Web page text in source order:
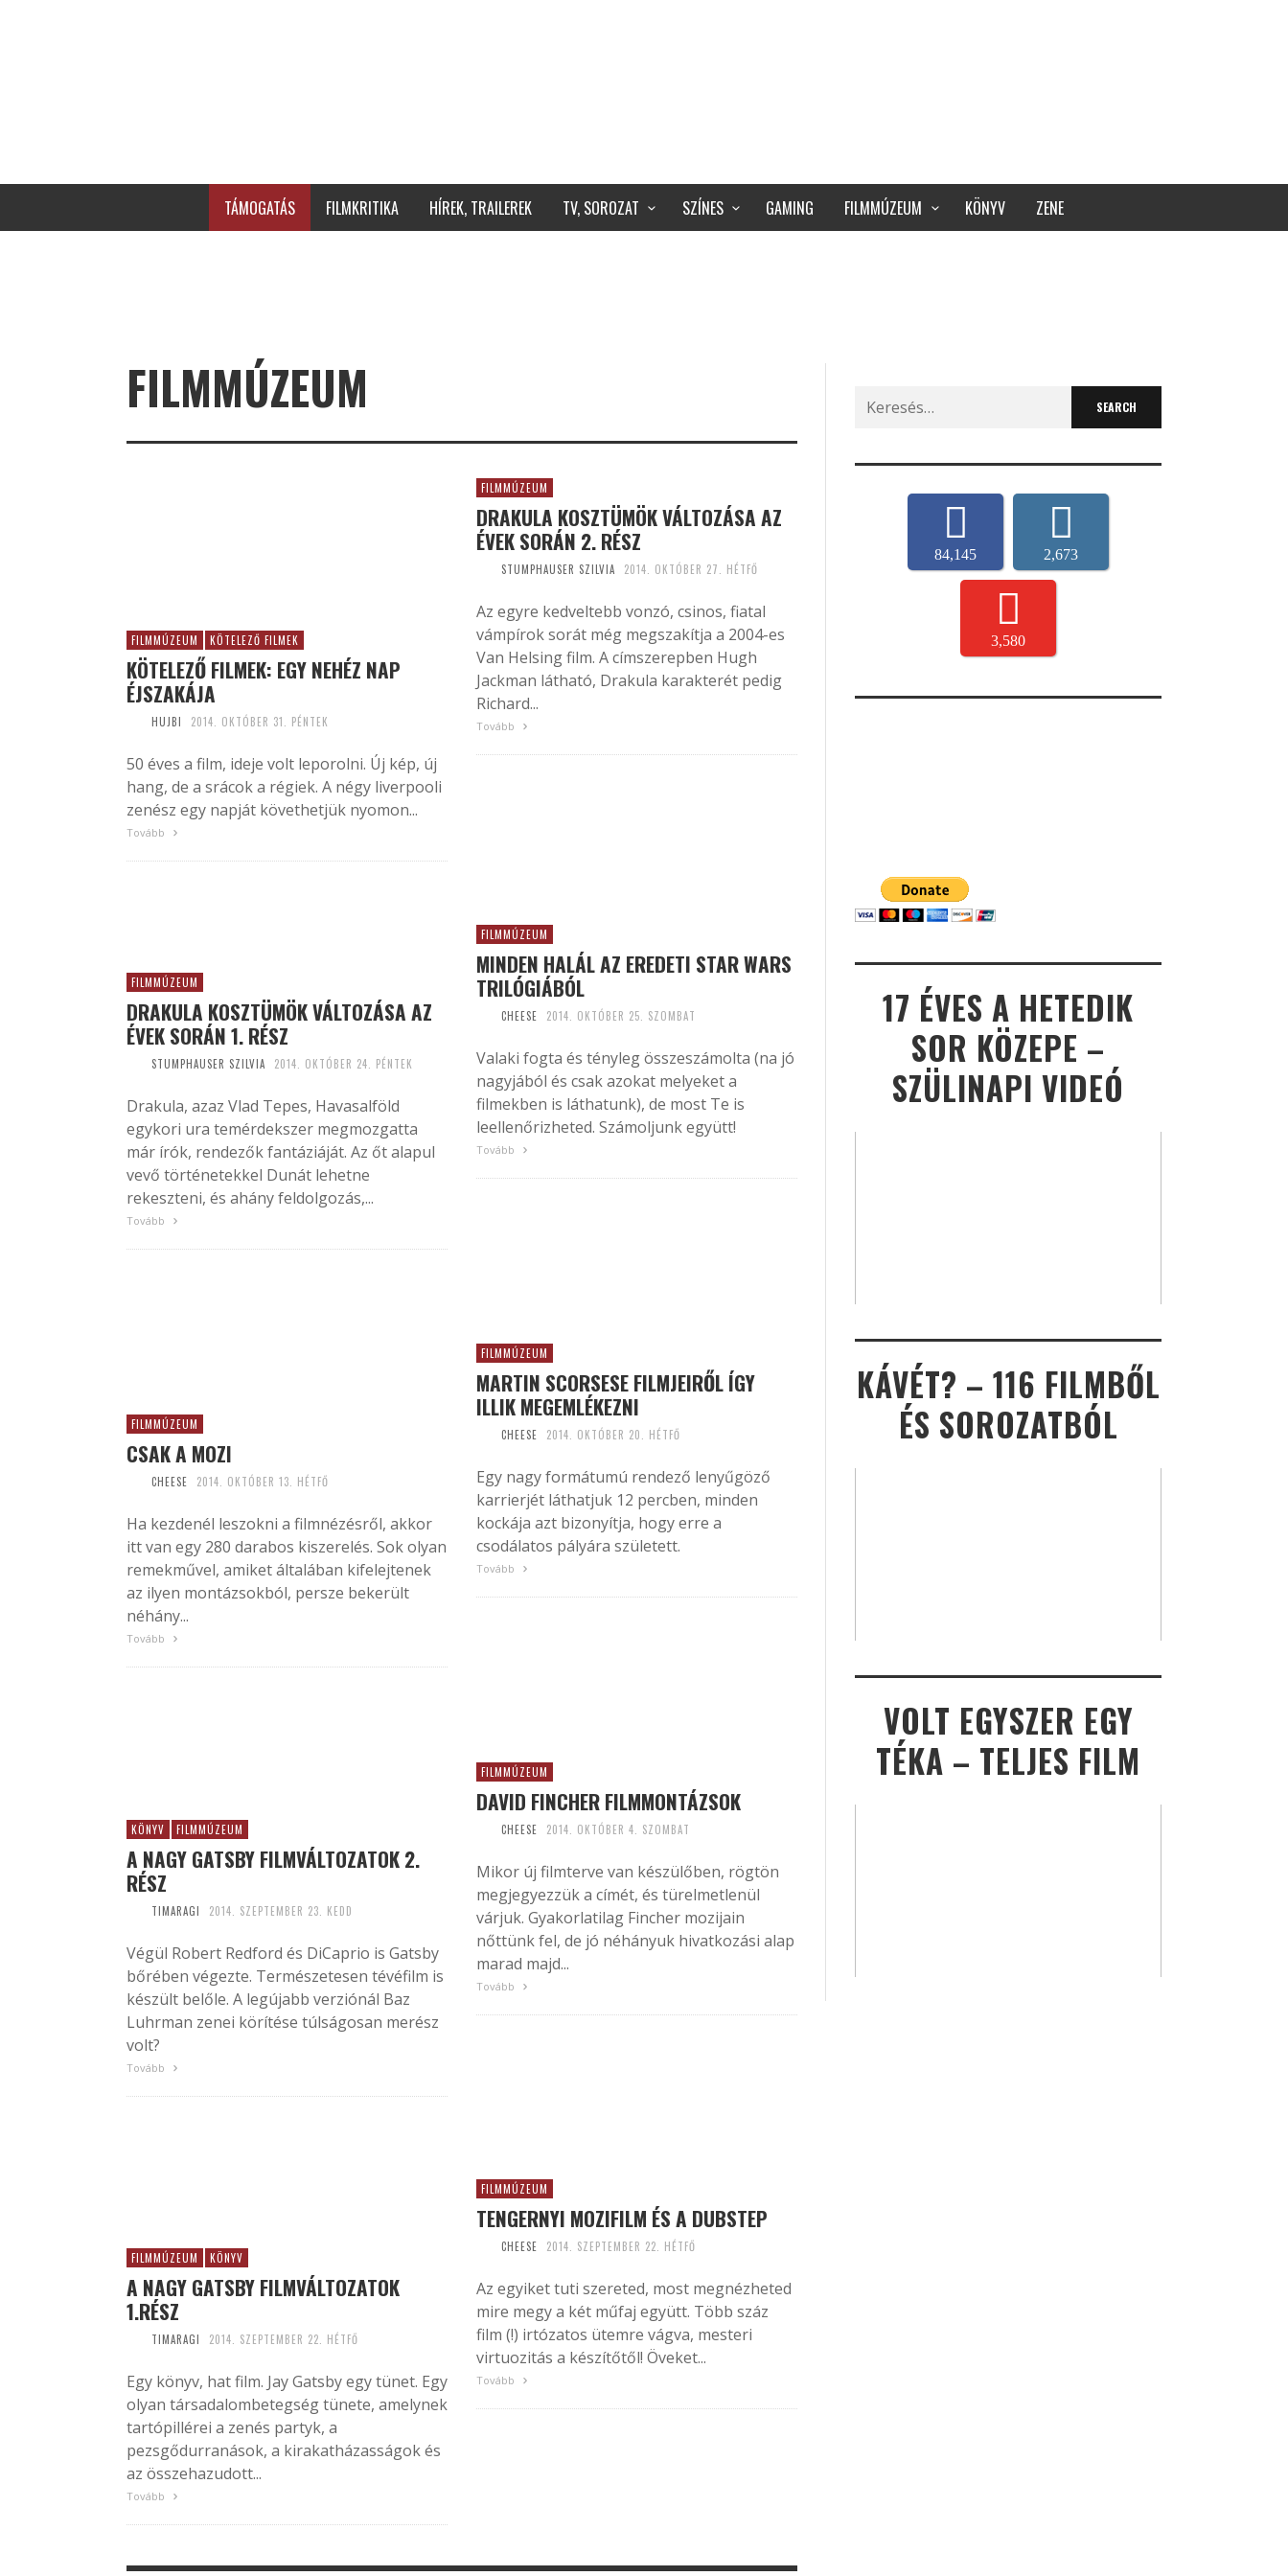
TÁMOGATÁS FILMKRITIKA HÍREK, TRAILEREK TV, SOROZAT SZÍNES GAMING FILMMÚZEUM KÖNYV ZENE
FILMMÚZEUM
FILMMÚZEUM KÖTELEZŐ FILMEK
KÖTELEZŐ FILMEK: EGY NEHÉZ NAP
ÉJSZAKÁJA
HUJBI 2014. OKTÓBER 31. PÉNTEK
50 éves a film, ideje volt leporolni. Új kép, új
hang, de a srácok a régiek. A négy liverpooli
zenész egy napját követhetjük nyomon...
Tovább
FILMMÚZEUM
DRAKULA KOSZTÜMÖK VÁLTOZÁSA AZ
ÉVEK SORÁN 2. RÉSZ
STUMPHAUSER SZILVIA 2014. OKTÓBER 27. HÉTFŐ
Az egyre kedveltebb vonzó, csinos, fiatal
vámpírok sorát még megszakítja a 2004-es
Van Helsing film. A címszerepben Hugh
Jackman látható, Drakula karakterét pedig
Richard...
Tovább
FILMMÚZEUM
MINDEN HALÁL AZ EREDETI STAR WARS
TRILÓGIÁBÓL
CHEESE 2014. OKTÓBER 25. SZOMBAT
Valaki fogta és tényleg összeszámolta (na jó
nagyjából és csak azokat melyeket a
filmekben is láthatunk), de most Te is
leellenőrizheted. Számoljunk együtt!
Tovább
FILMMÚZEUM
DRAKULA KOSZTÜMÖK VÁLTOZÁSA AZ
ÉVEK SORÁN 1. RÉSZ
STUMPHAUSER SZILVIA 2014. OKTÓBER 24. PÉNTEK
Drakula, azaz Vlad Tepes, Havasalföld
egykori ura temérdekszer megmozgatta
már írók, rendezők fantáziáját. Az őt alapul
vevő történetekkel Dunát lehetne
rekeszteni, és ahány feldolgozás,...
Tovább
FILMMÚZEUM
MARTIN SCORSESE FILMJEIRŐL ÍGY
ILLIK MEGEMLÉKEZNI
CHEESE 2014. OKTÓBER 20. HÉTFŐ
Egy nagy formátumú rendező lenyűgöző
karrierjét láthatjuk 12 percben, minden
kockája azt bizonyítja, hogy erre a
csodálatos pályára született.
Tovább
FILMMÚZEUM
CSAK A MOZI
CHEESE 2014. OKTÓBER 13. HÉTFŐ
Ha kezdenél leszokni a filmnézésről, akkor
itt van egy 280 darabos kiszerelés. Sok olyan
remekművel, amiket általában kifelejtenek
az ilyen montázsokból, persze bekerült
néhány...
Tovább
FILMMÚZEUM
DAVID FINCHER FILMMONTÁZSOK
CHEESE 2014. OKTÓBER 4. SZOMBAT
Mikor új filmterve van készülőben, rögtön
megjegyezzük a címét, és türelmetlenül
várjuk. Gyakorlatilag Fincher mozijain
nőttünk fel, de jó néhányuk hivatkozási alap
marad majd...
Tovább
KÖNYV FILMMÚZEUM
A NAGY GATSBY FILMVÁLTOZATOK 2.
RÉSZ
TIMARAGI 2014. SZEPTEMBER 23. KEDD
Végül Robert Redford és DiCaprio is Gatsby
bőrében végezte. Természetesen tévéfilm is
készült belőle. A legújabb verziónál Baz
Luhrman zenei körítése túlságosan merész
volt?
Tovább
FILMMÚZEUM
TENGERNYI MOZIFILM ÉS A DUBSTEP
CHEESE 2014. SZEPTEMBER 22. HÉTFŐ
Az egyiket tuti szereted, most megnézheted
mire megy a két műfaj együtt. Több száz
film (!) irtózatos ütemre vágva, mesteri
virtuozitás a készítőtől! Öveket...
Tovább
FILMMÚZEUM KÖNYV
A NAGY GATSBY FILMVÁLTOZATOK
1.RÉSZ
TIMARAGI 2014. SZEPTEMBER 22. HÉTFŐ
Egy könyv, hat film. Jay Gatsby egy tünet. Egy
olyan társadalombetegség tünete, amelynek
tartópillérei a zenés partyk, a
pezsgődurranások, a kirakatházasságok és
az összehazudott...
Tovább
Search
for:
84,145 2,673
3,580
17 ÉVES A HETEDIK
SOR KÖZEPE –
SZÜLINAPI VIDEÓ
KÁVÉT? – 116 FILMBŐL
ÉS SOROZATBÓL
VOLT EGYSZER EGY
TÉKA – TELJES FILM